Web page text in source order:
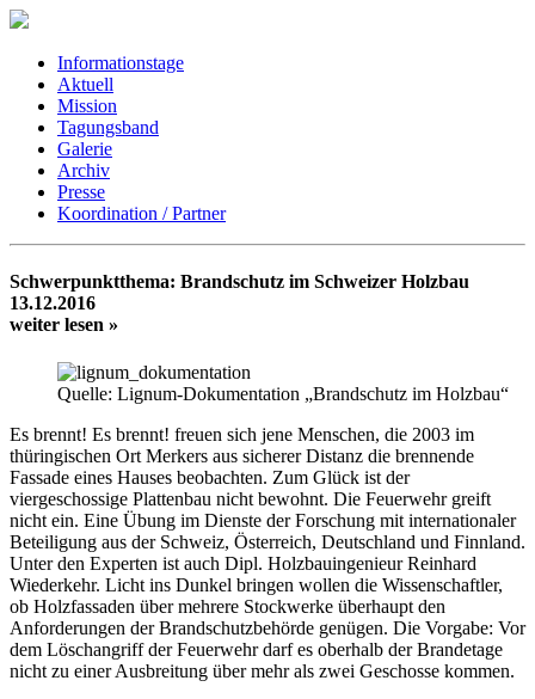
Informationstage
Aktuell
Mission
Tagungsband
Galerie
Archiv
Presse
Koordination / Partner
Schwerpunktthema: Brandschutz im Schweizer Holzbau
13.12.2016
weiter lesen »
Quelle: Lignum-Dokumentation „Brandschutz im Holzbau“
Es brennt! Es brennt! freuen sich jene Menschen, die 2003 im
thüringischen Ort Merkers aus sicherer Distanz die brennende
Fassade eines Hauses beobachten. Zum Glück ist der
viergeschossige Plattenbau nicht bewohnt. Die Feuerwehr greift
nicht ein. Eine Übung im Dienste der Forschung mit internationaler
Beteiligung aus der Schweiz, Österreich, Deutschland und Finnland.
Unter den Experten ist auch Dipl. Holzbauingenieur Reinhard
Wiederkehr. Licht ins Dunkel bringen wollen die Wissenschaftler,
ob Holzfassaden über mehrere Stockwerke überhaupt den
Anforderungen der Brandschutzbehörde genügen. Die Vorgabe: Vor
dem Löschangriff der Feuerwehr darf es oberhalb der Brandetage
nicht zu einer Ausbreitung über mehr als zwei Geschosse kommen.